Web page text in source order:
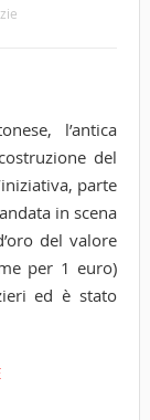
l’antica
del
parte
in scena
del valore
per 1 euro)
ed è stato